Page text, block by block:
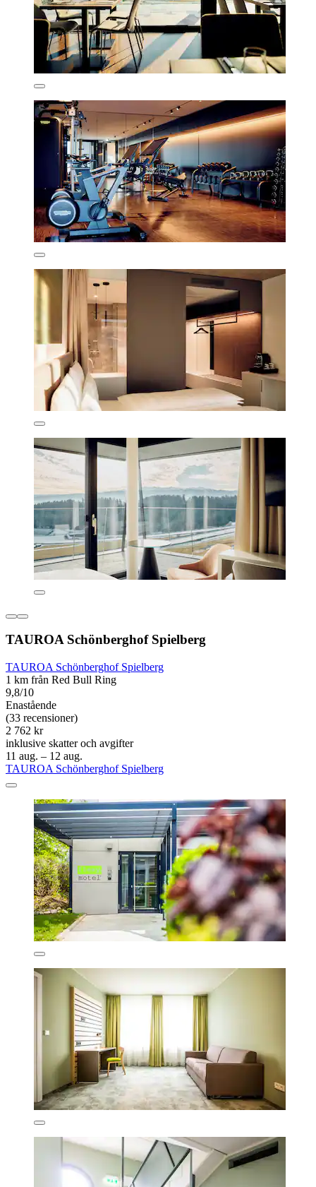
TAUROA Schönberghof Spielberg
TAUROA Schönberghof Spielberg
1 km från Red Bull Ring
9,8/10
Enastående
(33 recensioner)
2 762 kr
inklusive skatter och avgifter
11 aug. – 12 aug.
TAUROA Schönberghof Spielberg